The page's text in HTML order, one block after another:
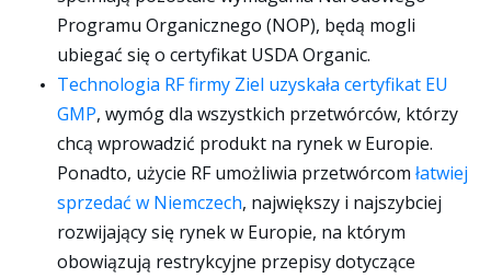
Programu Organicznego (NOP), będą mogli
ubiegać się o certyfikat USDA Organic.
Technologia RF firmy Ziel uzyskała certyfikat EU
GMP, wymóg dla wszystkich przetwórców, którzy
chcą wprowadzić produkt na rynek w Europie.
Ponadto, użycie RF umożliwia przetwórcom łatwiej
sprzedać w Niemczech, największy i najszybciej
rozwijający się rynek w Europie, na którym
obowiązują restrykcyjne przepisy dotyczące